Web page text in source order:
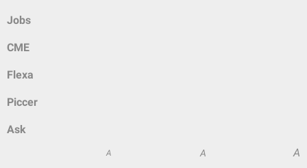
Jobs
CME
Flexa
Piccer
Ask
A A A